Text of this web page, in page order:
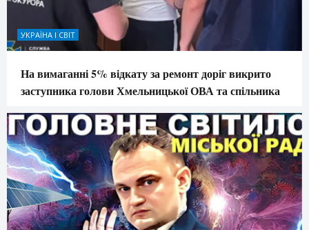
УКРАЇНА І СВІТ
На вимаганні 5% відкату за ремонт доріг викрито
заступника голови Хмельницької ОВА та спільника